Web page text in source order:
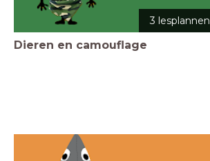
3 lesplannen
Dieren en camouflage